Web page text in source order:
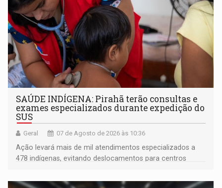
SAÚDE INDÍGENA: Pirahã terão consultas e
exames especializados durante expedição do
SUS
Geral 07 de Agosto de 2026 às 10:36
Ação levará mais de mil atendimentos especializados a
478 indígenas, evitando deslocamentos para centros